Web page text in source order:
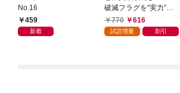
No.16
459
新着
破滅フラグを“実力”で
叩き折っていたら、い
つの間にかヒロイン達
770 616
試読増量 割引